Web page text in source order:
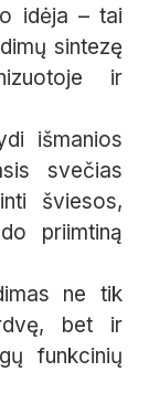
idėja – tai
sintezę
ir
išmanios
svečias
šviesos,
priimtiną
ne tik
bet ir
funkcinių